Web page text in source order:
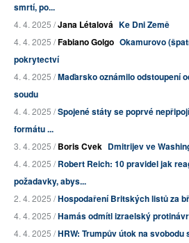
smrtí, po...
4. 4. 2025 /Jana Létalová Ke Dni Země
4. 4. 2025 /Fabiano Golgo Okamurovo
pokrytectví
4. 4. 2025 /Maďarsko oznámilo odstoupení
soudu
4. 4. 2025 /Spojené státy se poprvé
formátu ...
3. 4. 2025 /Boris Cvek Dmitrijev ve
4. 4. 2025 /Robert Reich: 10 pravidel jak
požadavky, abys...
2. 4. 2025 /Hospodaření Britských listů za
4. 4. 2025 /Hamás odmítl izraelský
4. 4. 2025 /HRW: Trumpův útok na svobodu